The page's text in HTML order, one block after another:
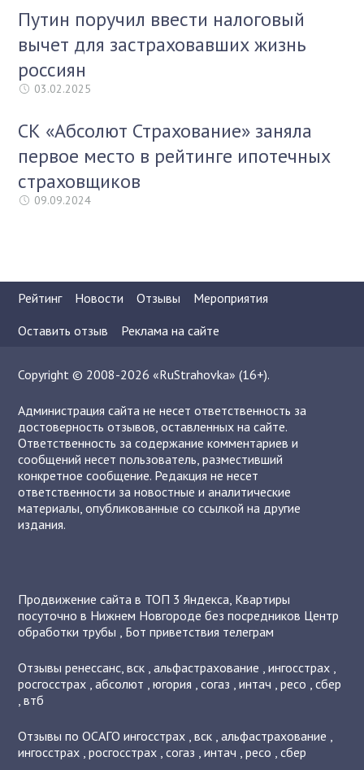
Путин поручил ввести налоговый
вычет для застраховавших жизнь
россиян
03.02.2025
СК «Абсолют Страхование» заняла
первое место в рейтинге ипотечных
страховщиков
09.09.2024
Рейтинг Новости Отзывы
Мероприятия
Оставить отзыв
Реклама на сайте
Copyright © 2008-2026 «RuStrahovka» (16+).
Администрация сайта не несет ответственность за
достоверность отзывов, оставленных на сайте.
Ответственность за содержание комментариев и
сообщений несет пользователь, разместивший
конкретное сообщение. Редакция не несет
ответственности за новостные и аналитические
материалы, опубликованные со ссылкой на другие
издания.
Продвижение сайта в ТОП 3 Яндекса, Квартиры
посуточно в Нижнем Новгороде без посредников Центр
обработки трубы , Бот приветствия телеграм
Отзывыренессанс,вск ,альфастрахование ,ингосстрах ,
росгосстрах ,абсолют ,югория ,согаз ,интач ,ресо ,сбер
,втб
Отзывы по ОСАГОингосстрах ,вск ,альфастрахование ,
ингосстрах ,росгосстрах ,согаз ,интач ,ресо ,сбер